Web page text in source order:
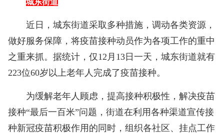
城东街道
近日，城东街道采取多种措施，调动各类资源，
做好服务保障，将疫苗接种动员作为各项工作的重中
之重来抓。据统计，仅12月13日一天，城东街道就有
223位60岁以上老年人完成了疫苗接种。
为缓解老年人顾虑，提高接种积极性，解决疫苗
接种“最后一百米”问题，街道在利用各种渠道宣传接
种新冠疫苗积极作用的同时，组织各社区、挂点工作